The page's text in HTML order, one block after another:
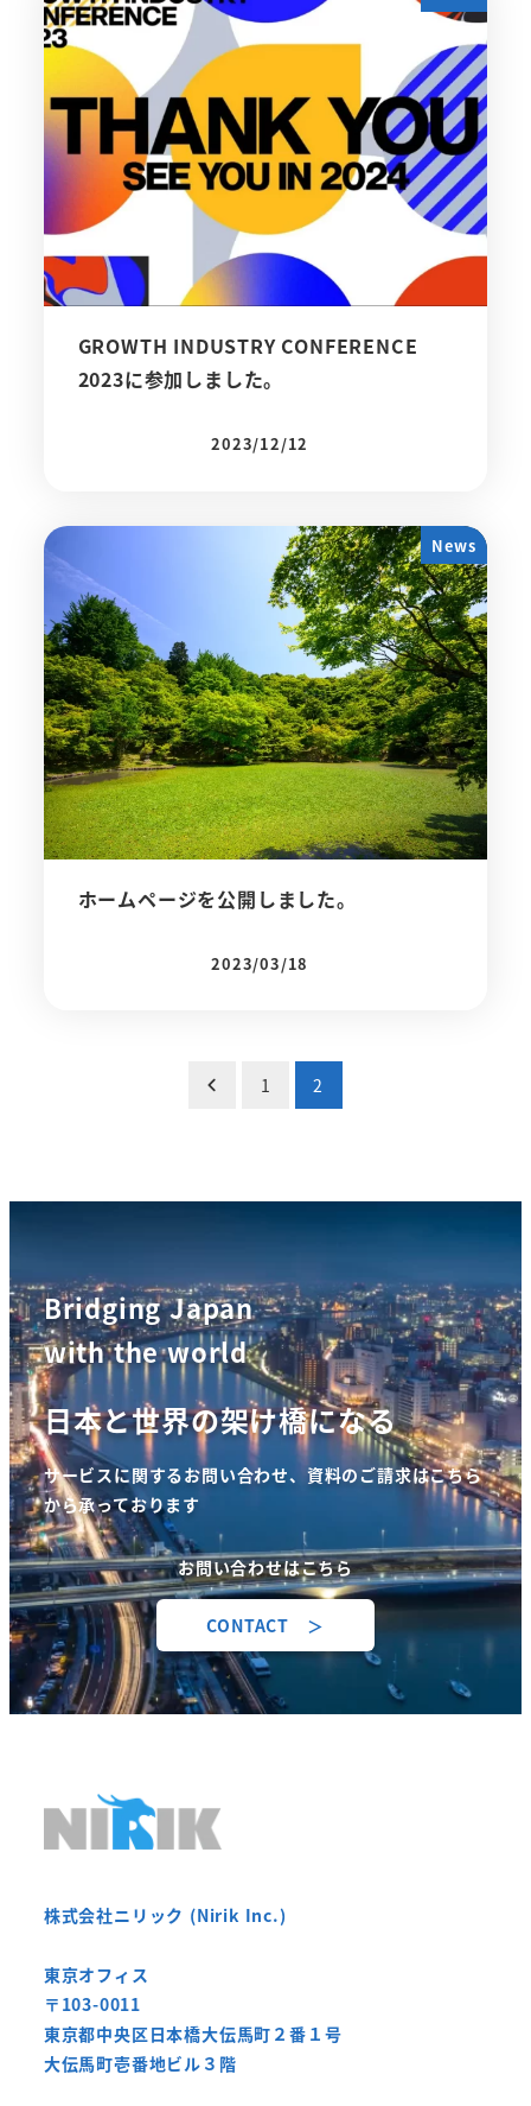
GROWTH INDUSTRY CONFERENCE
2023に参加しました。
投稿日
2023/12/12
News
ホームページを公開しました。
投稿日
2023/03/18
ー
ジ
送
り
1 2
Bridging Japan
with the world
日本と世界の架け橋になる
サービスに関するお問い合わせ、資料のご請求はこちら
から承っております
お問い合わせはこちら
CONTACT ＞
株式会社ニリック (Nirik Inc.)
東京オフィス
〒103-0011
東京都中央区日本橋大伝馬町２番１号
大伝馬町壱番地ビル３階